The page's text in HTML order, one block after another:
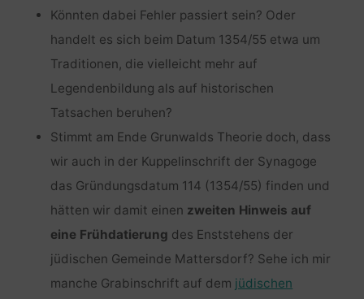
Könnten dabei Fehler passiert sein? Oder
handelt es sich beim Datum 1354/55 etwa um
Traditionen, die vielleicht mehr auf
Legendenbildung als auf historischen
Tatsachen beruhen?
Stimmt am Ende Grunwalds Theorie doch, dass
wir auch in der Kuppelinschrift der Synagoge
das Gründungsdatum 114 (1354/55) finden und
hätten wir damit einen zweiten Hinweis auf
eine Frühdatierung des Enststehens der
jüdischen Gemeinde Mattersdorf? Sehe ich mir
manche Grabinschrift auf dem jüdischen